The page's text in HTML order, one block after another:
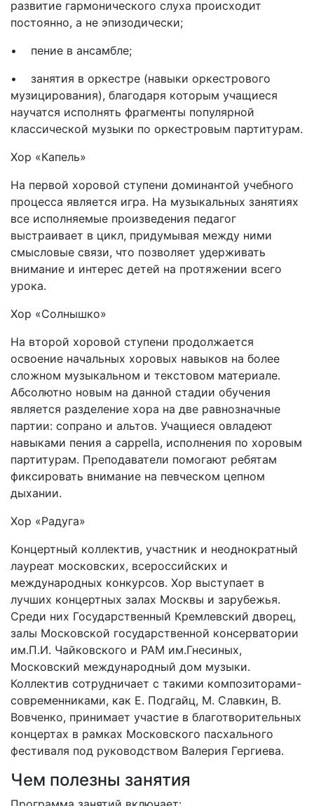
развитие гармонического слуха происходит
постоянно, а не эпизодически;
• пение в ансамбле;
• занятия в оркестре (навыки оркестрового
музицирования), благодаря которым учащиеся
научатся исполнять фрагменты популярной
классической музыки по оркестровым партитурам.
Хор «Капель»
На первой хоровой ступени доминантой учебного
процесса является игра. На музыкальных занятиях
все исполняемые произведения педагог
выстраивает в цикл, придумывая между ними
смысловые связи, что позволяет удерживать
внимание и интерес детей на протяжении всего
урока.
Хор «Солнышко»
На второй хоровой ступени продолжается
освоение начальных хоровых навыков на более
сложном музыкальном и текстовом материале.
Абсолютно новым на данной стадии обучения
является разделение хора на две равнозначные
партии: сопрано и альтов. Учащиеся овладеют
навыками пения a cappella, исполнения по хоровым
партитурам. Преподаватели помогают ребятам
фиксировать внимание на певческом цепном
дыхании.
Хор «Радуга»
Концертный коллектив, участник и неоднократный
лауреат московских, всероссийских и
международных конкурсов. Хор выступает в
лучших концертных залах Москвы и зарубежья.
Среди них Государственный Кремлевский дворец,
залы Московской государственной консерватории
им.П.И. Чайковского и РАМ им.Гнесиных,
Московский международный дом музыки.
Коллектив сотрудничает с такими композиторами-
современниками, как Е. Подгайц, М. Славкин, В.
Вовченко, принимает участие в благотворительных
концертах в рамках Московского пасхального
фестиваля под руководством Валерия Гергиева.
Чем полезны занятия